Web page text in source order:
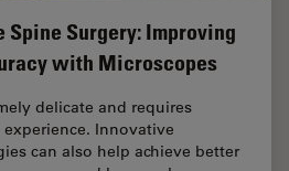
Surgery: Improving
with Microscopes
delicate and requires
Innovative
can also help achieve better